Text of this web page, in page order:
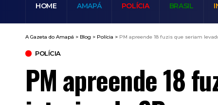
HOME AMAPÁ POLÍCIA BRASIL
A Gazeta do Amapá > Blog > Polícia > PM apreende 18 fuzis que seriam
POLÍCIA
PM apreende 18